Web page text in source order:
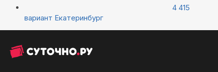
4 415
вариант Екатеринбург